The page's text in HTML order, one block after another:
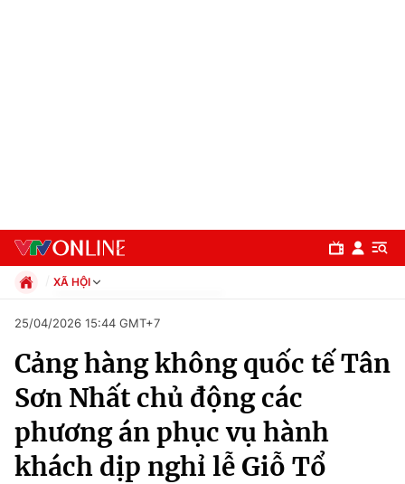
Chuyên mục
Chính trị
Xã hội
XÃ HỘI
Xã hội
Pháp luật
Kinh tế
Thể thao
Truyền hình
Văn hóa - Giải trí
Y tế
25/04/2026 15:44 GMT+7
Cảng hàng không quốc tế Tân
Sơn Nhất chủ động các
phương án phục vụ hành
khách dịp nghỉ lễ Giỗ Tổ